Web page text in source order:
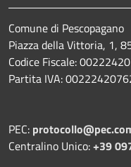
Comune di Pescopagano
Piazza della Vittoria, 1,
Codice Fiscale:
Partita IVA:
PEC:
Centralino Unico:+39